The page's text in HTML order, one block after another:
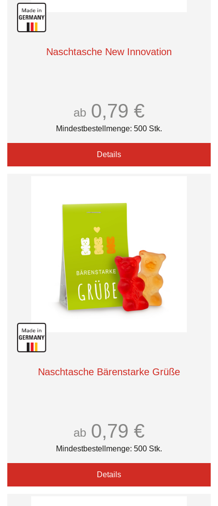
Naschtasche New Innovation
ab 0,79 €
Mindestbestellmenge: 500 Stk.
Details
Naschtasche Bärenstarke Grüße
ab 0,79 €
Mindestbestellmenge: 500 Stk.
Details